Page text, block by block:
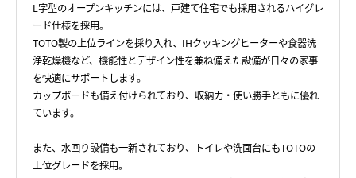
L字型のオープンキッチンには、戸建て住宅でも採用されるハイグレ
ード仕様を採用。
TOTO製の上位ラインを採り入れ、IHクッキングヒーターや食器洗
浄乾燥機など、機能性とデザイン性を兼ね備えた設備が日々の家事
を快適にサポートします。
カップボードも備え付けられており、収納力・使い勝手ともに優れ
ています。
また、水回り設備も一新されており、トイレや洗面台にもTOTOの
上位グレードを採用。